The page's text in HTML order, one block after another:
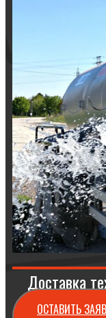
Доставка
ОСТАВИТЬ